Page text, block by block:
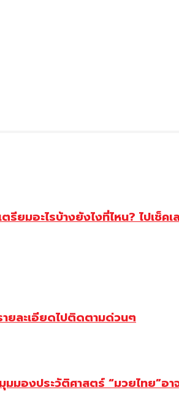
รียมอะไรบ้างยังไงที่ไหน? ไปเช็คเ
ยละเอียดไปติดตามด่วนๆ
มองประวัติศาสตร์ “มวยไทย”อ